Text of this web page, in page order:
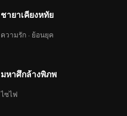
EP40: ประทีปรักเหนือ
สองภพ
ตอนจบที่ได้ครองคู่กัน
ชายาเคียงหทัย
ความรัก · ย้อนยุค
มหาศึกล้างพิภพ
ไซไฟ